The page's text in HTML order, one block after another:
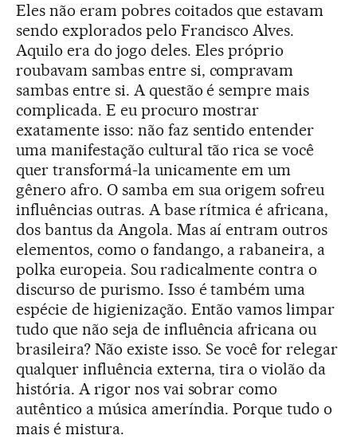
Eles não eram pobres coitados que estavam
sendo explorados pelo Francisco Alves.
Aquilo era do jogo deles. Eles próprio
roubavam sambas entre si, compravam
sambas entre si. A questão é sempre mais
complicada. E eu procuro mostrar
exatamente isso: não faz sentido entender
uma manifestação cultural tão rica se você
quer transformá-la unicamente em um
gênero afro. O samba em sua origem sofreu
influências outras. A base rítmica é africana,
dos bantus da Angola. Mas aí entram outros
elementos, como o fandango, a rabaneira, a
polka europeia. Sou radicalmente contra o
discurso de purismo. Isso é também uma
espécie de higienização. Então vamos limpar
tudo que não seja de influência africana ou
brasileira? Não existe isso. Se você for relegar
qualquer influência externa, tira o violão da
história. A rigor nos vai sobrar como
autêntico a música ameríndia. Porque tudo o
mais é mistura.